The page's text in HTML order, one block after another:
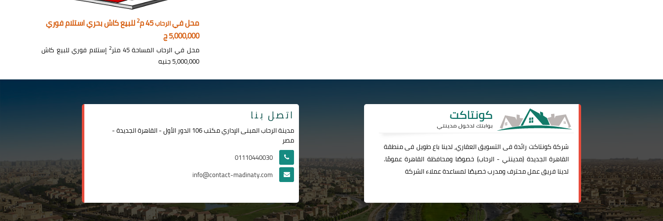
محل فيالرحاب45 م 2للبيع كاش بحري استلام فوري
5,000,000 ج
محل في الرحاب المساحة 45 متر 2 إستلام فوري للبيع كاش
5,000,000 جنيه
شركةكونتاكت رائدة فى التسويق العقاري، لدينا باع طويل فى منطقة
القاهرة الجديدة (مدينتي-الرحاب) خصوصًا ومحافظة القاهرة عمومًا.
لدينا فريق عمل محترف ومدرب خصيصًا لمساعدة عملاء الشركة
اتصل بنا
مدينة الرحاب المبنى الإداري مكتب 106 الدور الأول - القاهرة الجديدة -
مصر
01110440030
info@contact-madinaty.com